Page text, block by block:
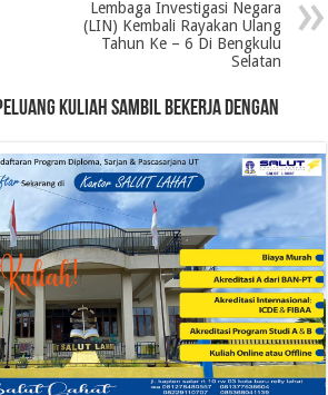
Lembaga Investigasi Negara
(LIN) Kembali Rayakan Ulang
Tahun Ke – 6 Di Bengkulu
Selatan
KULIAH SAMBIL BEKERJA DENGAN